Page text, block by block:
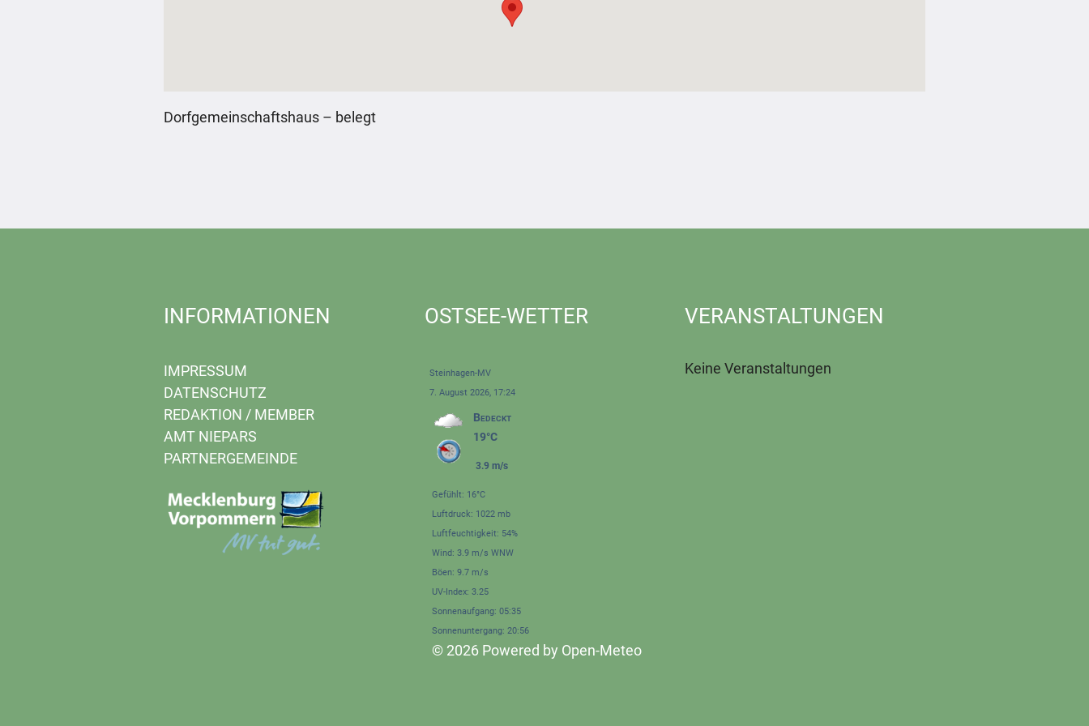
Dorfgemeinschaftshaus – belegt
INFORMATIONEN
IMPRESSUM
DATENSCHUTZ
REDAKTION / MEMBER
AMT NIEPARS
PARTNERGEMEINDE
OSTSEE-WETTER
Steinhagen-MV
7. August 2026, 17:24
Bedeckt
19°C
3.9 m/s
Gefühlt: 16°C
Luftdruck: 1022 mb
Luftfeuchtigkeit: 54%
Wind: 3.9 m/s WNW
Böen: 9.7 m/s
UV-Index: 3.25
Sonnenaufgang: 05:35
Sonnenuntergang: 20:56
© 2026 Powered by Open-Meteo
VERANSTALTUNGEN
Keine Veranstaltungen